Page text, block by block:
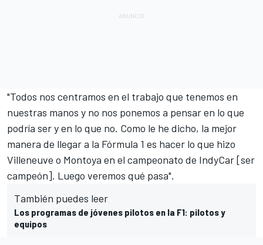
"Todos nos centramos en el trabajo que tenemos en
nuestras manos y no nos ponemos a pensar en lo que
podría ser y en lo que no. Como le he dicho, la mejor
manera de llegar a la Fórmula 1 es hacer lo que hizo
Villeneuve o Montoya en el campeonato de IndyCar [ser
campeón]. Luego veremos qué pasa".
También puedes leer
Los programas de jóvenes pilotos en la F1: pilotos y
equipos